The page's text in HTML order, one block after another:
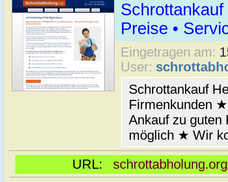
Schrottankauf
Preise •
Eingetragen am:
User:
Schrottankauf
Firmenkunden
Ankauf zu
möglich ★ Wir
URL: